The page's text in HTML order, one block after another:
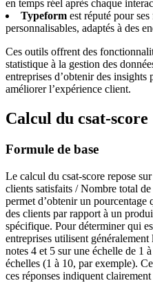
en temps réel après chaque
Typeform est réputé pour
personnalisables, adaptés à des
Ces outils offrent des
statistique à la gestion des
entreprises d’obtenir des insights
améliorer l’expérience client.
Calcul du csat-score
Formule de base
Le calcul du csat-score repose
clients satisfaits / Nombre total
permet d’obtenir un
des clients par rapport à un
spécifique. Pour déterminer qui
entreprises utilisent
notes 4 et 5 sur une échelle de 1
échelles (1 à 10, par exemple).
ces réponses indiquent